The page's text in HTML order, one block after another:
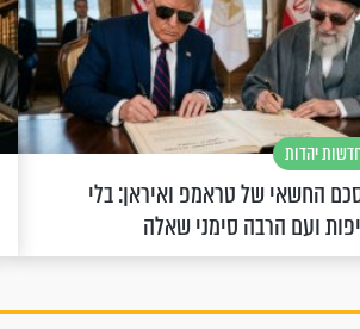
יהדות
החשאי של טראמפ ואיראן: בלי
ועם הרבה סימני שאלה